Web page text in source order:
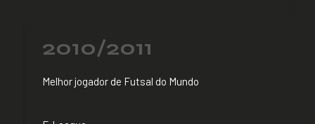
2010/2011
Melhor jogador de Futsal do Mundo